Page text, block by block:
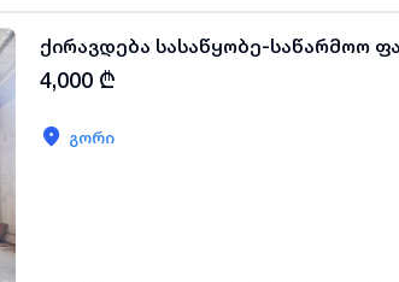
ქირავდება სასაწყობე-საწარმოო
4,000 ₾
გორი